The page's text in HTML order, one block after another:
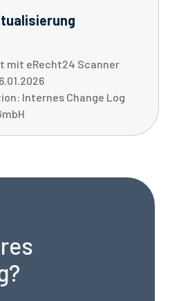
mit eRecht24 Scanner
Internes Change Log